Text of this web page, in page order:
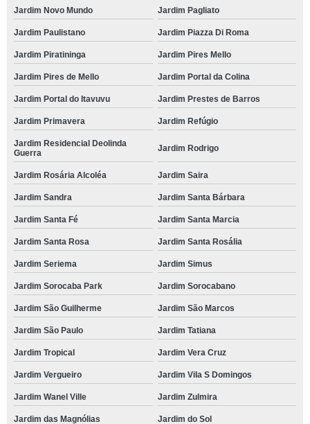
Jardim Novo Mundo Jardim Pagliato
Jardim Paulistano Jardim Piazza Di Roma
Jardim Piratininga Jardim Pires Mello
Jardim Pires de Mello Jardim Portal da Colina
Jardim Portal do Itavuvu Jardim Prestes de Barros
Jardim Primavera Jardim Refúgio
Jardim Residencial Deolinda
Guerra
Jardim Rodrigo
Jardim Rosária Alcoléa Jardim Saira
Jardim Sandra Jardim Santa Bárbara
Jardim Santa Fé Jardim Santa Marcia
Jardim Santa Rosa Jardim Santa Rosália
Jardim Seriema Jardim Simus
Jardim Sorocaba Park Jardim Sorocabano
Jardim São Guilherme Jardim São Marcos
Jardim São Paulo Jardim Tatiana
Jardim Tropical Jardim Vera Cruz
Jardim Vergueiro Jardim Vila S Domingos
Jardim Wanel Ville Jardim Zulmira
Jardim das Magnólias Jardim do Sol